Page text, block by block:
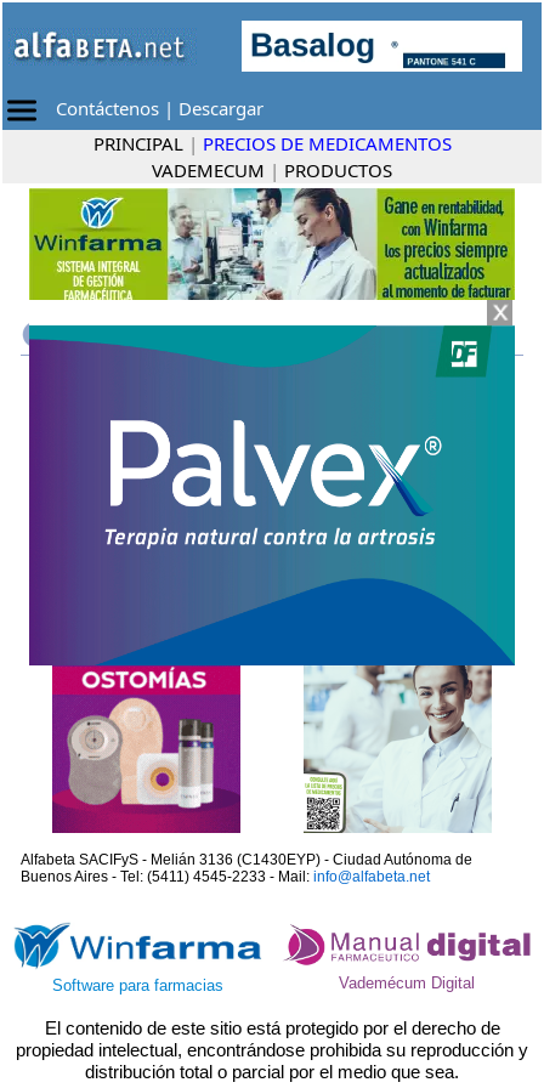
Contáctenos | Descargar
PRINCIPAL | PRECIOS DE MEDICAMENTOS
VADEMECUM | PRODUCTOS
Alfabeta SACIFyS - Melián 3136 (C1430EYP) - Ciudad Autónoma de
Buenos Aires - Tel: (5411) 4545-2233 - Mail: info@alfabeta.net
Software para farmacias Vademécum Digital
El contenido de este sitio está protegido por el derecho de
propiedad intelectual, encontrándose prohibida su reproducción y
distribución total o parcial por el medio que sea.